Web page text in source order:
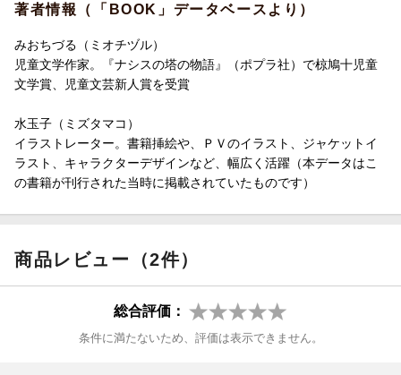
★トラン王
ララ姫の父。とてもやさしい。女王と結婚して王になるまでは、
農夫だった。
ララ姫の身のまわりの世話をしている。あわてんぼうで、おしゃ
べり。
★茶色のとらねこ
きれいなストーンのついた首わをつけた、こねこ。その正体は、
じつは・・・・・・?
＜この本の、おすすめポイント＞
1、かわいいイラストで読みやすい！
著者情報（「BOOK」データベースより）
みおちづる（ミオチヅル）
児童文学作家。『ナシスの塔の物語』（ポプラ社）で椋鳩十児童
文学賞、児童文芸新人賞を受賞
水玉子（ミズタマコ）
イラストレーター。書籍挿絵や、ＰＶのイラスト、ジャケットイ
ラスト、キャラクターデザインなど、幅広く活躍（本データはこ
の書籍が刊行された当時に掲載されていたものです）
商品レビュー（2件）
総合評価：
条件に満たないため、評価は表示できません。